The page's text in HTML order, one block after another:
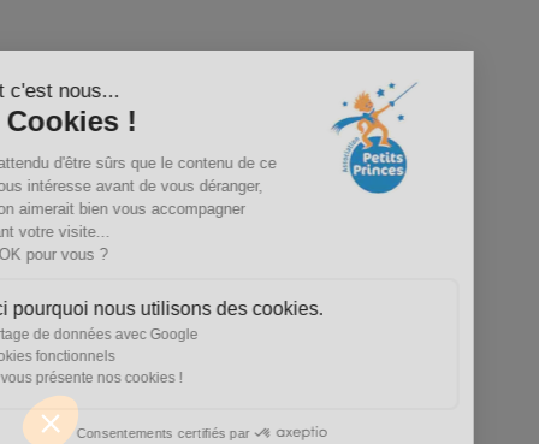
Salut c'est nous...
les Cookies !
On a attendu d'être sûrs que le contenu de ce
site vous intéresse avant de vous déranger,
mais on aimerait bien vous accompagner
pendant votre visite...
C'est OK pour vous ?
Voici pourquoi nous utilisons des cookies.
Partage de données avec Google
Cookies fonctionnels
On vous présente nos cookies !
Consentements certifiés par